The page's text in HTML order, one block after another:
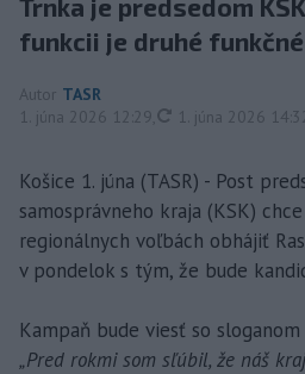
Trnka je predsedom
funkcii je druhé
Autor TASR
1. júna 2026 12:29
aktualizované
1. júna 2026
Košice 1. júna (TASR) - Post
samosprávneho kraja (KSK)
regionálnych voľbách obhájiť
v pondelok s tým, že bude
Kampaň bude viesť so sloganom
„Pred rokmi som sľúbil, že náš